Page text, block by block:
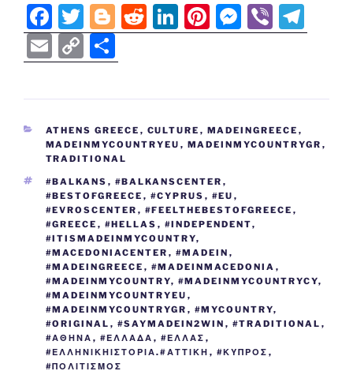
F
a
c
e
o
o
k
T
w
itt
er
Bl
o
g
g
R
e
di
Li
n
e
n
Pi
nt
e
M
e
e
g
Vi
b el
gr
m
E
m
ai
l
C
o
p
y
Li
n
k
h
ar
e
CATEGORIES
ATHENS GREECE , CULTURE , MADEINGREECE ,
MADEINMYCOUNTRYEU , MADEINMYCOUNTRYGR ,
TRADITIONAL
TAGS
#BALKANS , #BALKANSCENTER ,
#BESTOFGREECE , #CYPRUS , #EU ,
#EVROSCENTER , #FEELTHEBESTOFGREECE ,
#GREECE , #HELLAS , #INDEPENDENT,
#ITISMADEINMYCOUNTRY,
#MACEDONIACENTER , #MADEIN ,
#MADEINGREECE , #MADEINMACEDONIA ,
#MADEINMYCOUNTRY, #MADEINMYCOUNTRYCY,
#MADEINMYCOUNTRYEU ,
#MADEINMYCOUNTRYGR , #MYCOUNTRY,
#ORIGINAL , #SAYMADEIN2WIN , #TRADITIONAL ,
#ΑΘΗΝΑ , #ΕΛΛΑΔΑ , #ΕΛΛΑΣ ,
#ΕΛΛΗΝΙΚΗΙΣΤΟΡΙΑ.#ΑΤΤΙΚΗ , #ΚΥΠΡΟΣ ,
#ΠΟΛΙΤΙΣΜΟΣ